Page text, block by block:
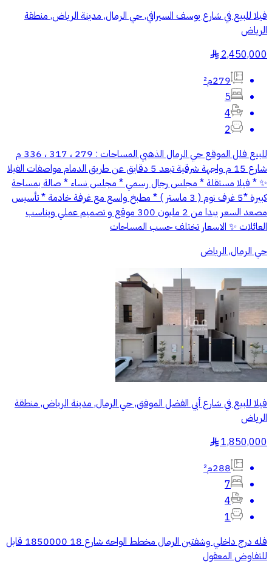
فيلا للبيع في شارع يوسف السيرافي, حي الرمال, مدينة الرياض, منطقة
الرياض
2,450,000
§
279م²
5
4
2
للبيع فلل الموقع حي الرمال الذهبي المساحات : 279 ، 317 ، 336 م
شارع 15 م واجهة شرقية تبعد 5 دقايق عن طريق الدمام مواصفات الفيلا
✨ * فيلا مستقلة * مجلس رجال رسمي * مجلس نساء * صالة بمساحة
كبيرة *5 غرف نوم ( 3 ماستر ) * مطبخ واسع مع غرفة خادمة * تأسيس
مصعد السعر يبدا من 2 مليون 300 موقع و تصميم عملي ويناسب
العائلات ✨ الاسعار تختلف حسب المساحات
حي الرمال, الرياض
فيلا للبيع في شارع أبي الفضل الموفق, حي الرمال, مدينة الرياض, منطقة
الرياض
1,850,000
§
288م²
7
4
1
فله درج داخلي وشفتين الرمال مخطط الواحه شارع 18 1850000 قابل
للتفاوض المعقول